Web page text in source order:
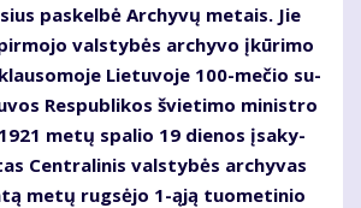
pa­skel­bė Ar­chy­vų me­tais. Jie
vals­ty­bės ar­chy­vo įkū­ri­mo
Lie­tu­vo­je 100-me­čio su­
Res­pub­li­kos švie­ti­mo mi­nist­ro
me­tų spa­lio 19 die­nos įsa­ky­
Cen­tra­li­nis vals­ty­bės ar­chy­vas
me­tų rug­sė­jo 1-ąją tuo­me­ti­nio